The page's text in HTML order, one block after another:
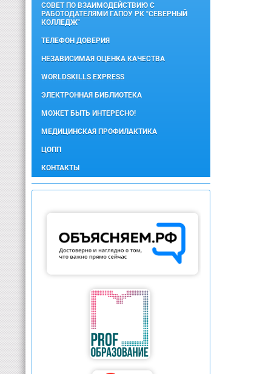
СОВЕТ ПО ВЗАИМОДЕЙСТВИЮ С
РАБОТОДАТЕЛЯМИ ГАПОУ РК "СЕВЕРНЫЙ
КОЛЛЕДЖ"
ТЕЛЕФОН ДОВЕРИЯ
НЕЗАВИСИМАЯ ОЦЕНКА КАЧЕСТВА
WORLDSKILLS EXPRESS
ЭЛЕКТРОННАЯ БИБЛИОТЕКА
МОЖЕТ БЫТЬ ИНТЕРЕСНО!
МЕДИЦИНСКАЯ ПРОФИЛАКТИКА
ЦОПП
КОНТАКТЫ